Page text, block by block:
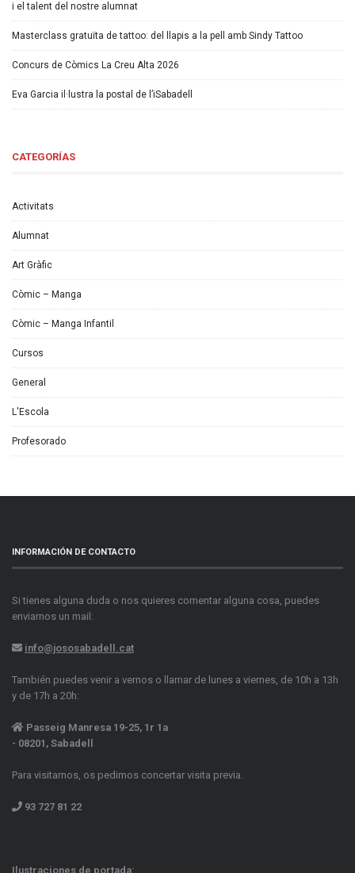
i el talent del nostre alumnat
Masterclass gratuïta de tattoo: del llapis a la pell amb Sindy Tattoo
Concurs de Còmics La Creu Alta 2026
Eva Garcia il·lustra la postal de l’iSabadell
CATEGORÍAS
Activitats
Alumnat
Art Gràfic
Còmic – Manga
Còmic – Manga Infantil
Cursos
General
L'Escola
Profesorado
INFORMACIÓN DE CONTACTO
Si tienes alguna duda o nos quieres comentar alguna cosa, puedes
enviarnos un mail:
info@jososabadell.cat
También puedes venir a vernos o llamar de lunes a viernes, de 10h a 13h
y de 17h a 20h:
Passeig Manresa 19-25, 1r 1a
- 08201, Sabadell
Para visitarnos, os pedimos concertar visita previa.
93 727 81 22
Ilustraciones de portada: